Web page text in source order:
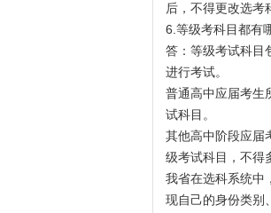
后，不得更改选考
6.等级考科目都有
答：等级考试科目
进行考试。
普通高中应届考生
试科目。
其他高中阶段应届
级考试科目，不得
我省在选科系统中
现自己的身份类别